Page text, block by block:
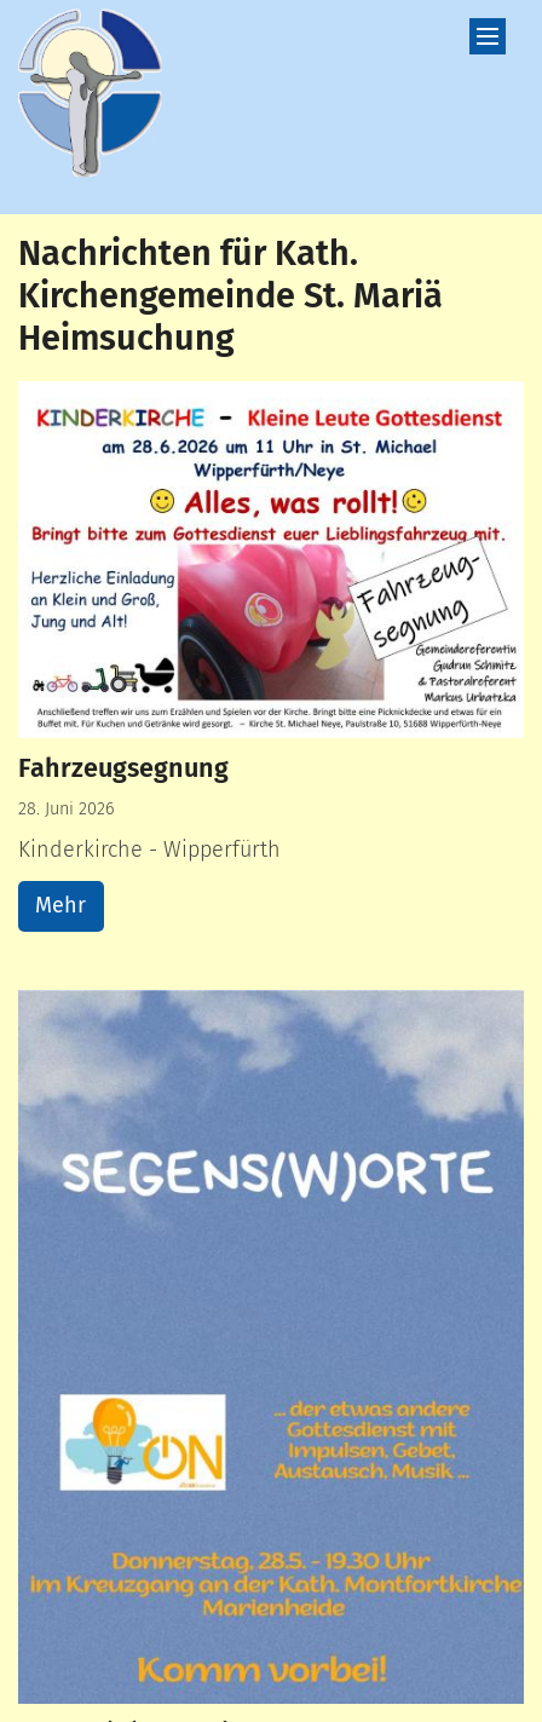
Zum Inhalt springen
Nachrichten für Kath.
Kirchengemeinde St. Mariä
Heimsuchung
Fahrzeugsegnung
28. Juni 2026
Kinderkirche - Wipperfürth
Mehr